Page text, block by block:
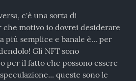
c'è una sorta di
motivo io dovrei desiderare
più semplice e banale è... per
Gli NFT sono
per il fatto che possono essere
queste sono le